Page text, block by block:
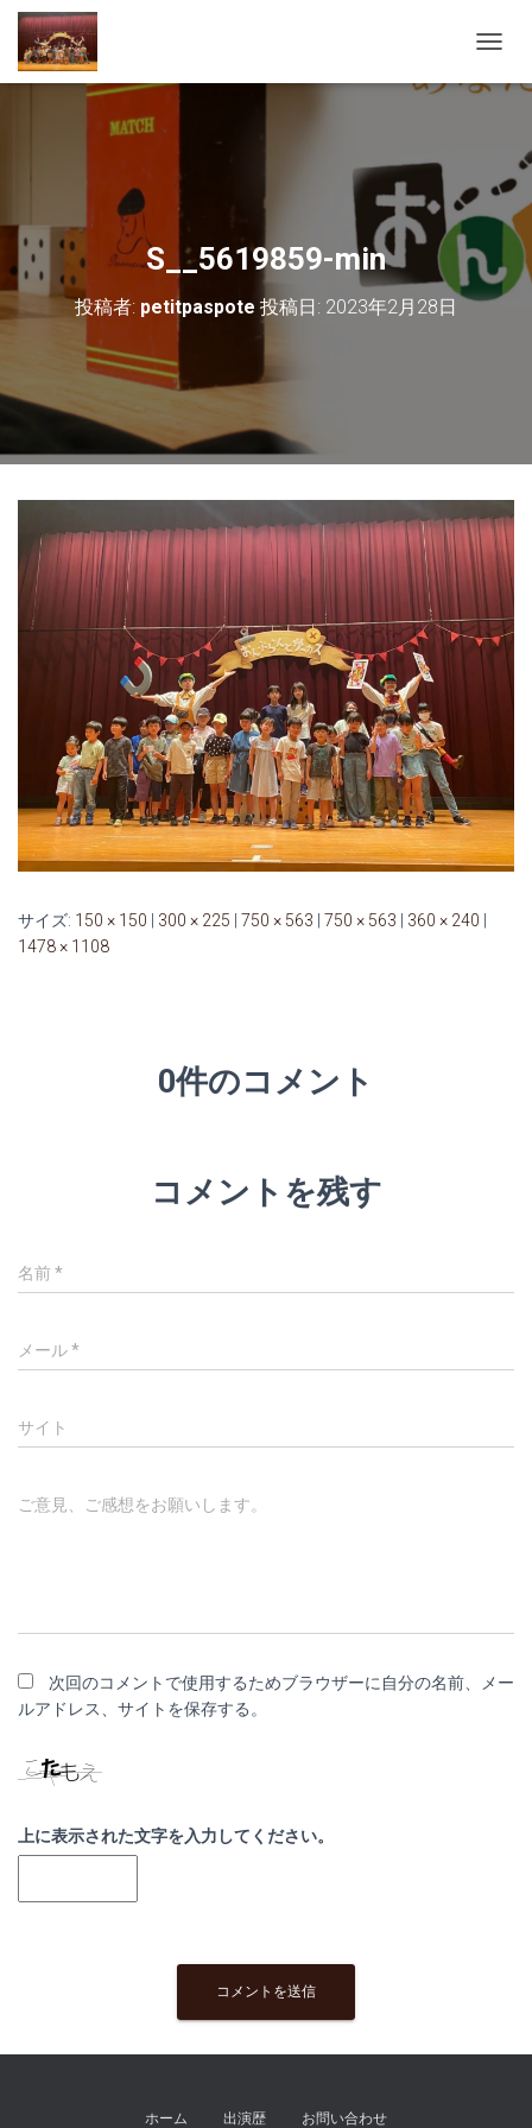
ビ
ン
を
り
替
S__5619859-min
投稿者: petitpaspote 投稿日: 2023年2月28日
サイズ: 150 × 150 300 × 225 750 × 563 750 × 563 360 × 240
1478 × 1108
0件のコメント
コメントを残す
名前*
メール*
サイト
ご意見、ご感想をお願いします。
次回のコメントで使用するためブラウザーに自分の名前、メー
ルアドレス、サイトを保存する。
上に表示された文字を入力してください。
ホーム 出演歴 お問い合わせ